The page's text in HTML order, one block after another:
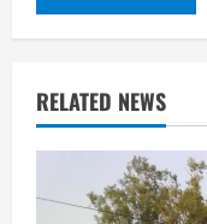
RELATED NEWS